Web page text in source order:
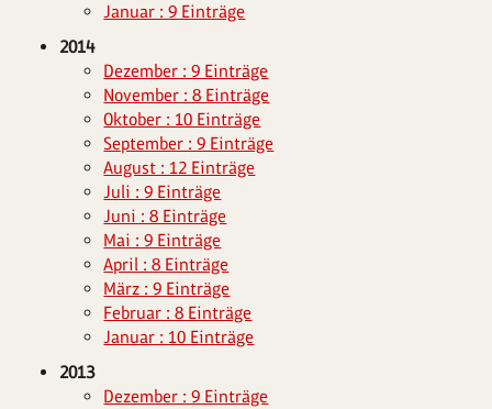
Januar : 9 Einträge
2014
Dezember : 9 Einträge
November : 8 Einträge
Oktober : 10 Einträge
September : 9 Einträge
August : 12 Einträge
Juli : 9 Einträge
Juni : 8 Einträge
Mai : 9 Einträge
April : 8 Einträge
März : 9 Einträge
Februar : 8 Einträge
Januar : 10 Einträge
2013
Dezember : 9 Einträge